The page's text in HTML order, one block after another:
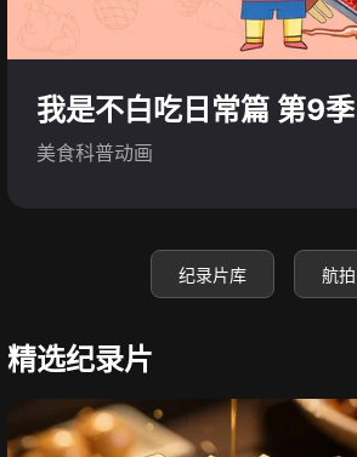
我是不白吃日常篇 第9季
美食科普动画
纪录片库 航
精选纪录片